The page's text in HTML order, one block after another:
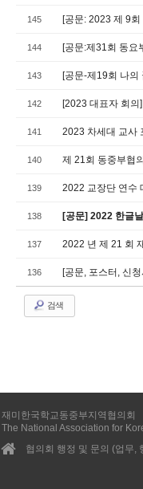
145 [공문: 2023 제 9회
144 [공문:제31회 동요
143 [공문-제19회 나의
142 [2023 대표자 회의]
141 2023 차세대 교사
140 제 21회 동중부협
139 2022 교장단 연수
138 [공문] 2022 한글
137 2022 년 제 21 회
136 [공문, 포스터, 신
검색
재미한국학교동중부지역협의회
The National Association for
협의회 행정 및 문의 (업무,